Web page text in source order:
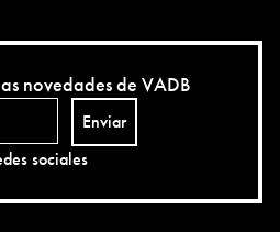
novedades de VADB
Enviar
sociales